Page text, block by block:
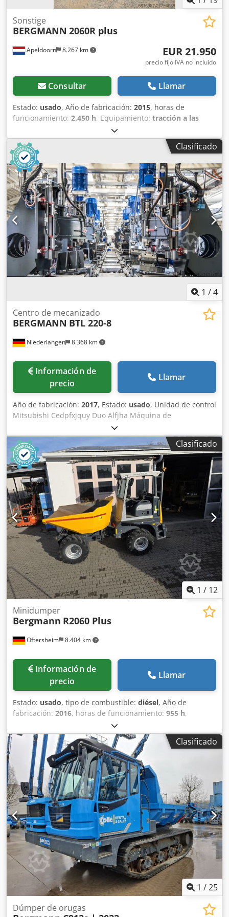
Apeldoorn 8.267 km
Sonstige
BERGMANN 2060R plus
EUR 21.950
precio fijo IVA no incluído
Consultar Llamar
Estado: usado, Año de fabricación: 2015, horas de
funcionamiento: 2.450 h, Equipamiento: tracción a las
, MARCA: BERGMANN TIPO: 2060R PLUS
AÑO: 2015 CE: SÍ HORAS DE TRABAJO: 2450
NEUMÁTICOS/BASTIDOR: 80% POTENCIA: 63 kW MOTOR:
CUMMINS PESO: 4300 KG OPCIONES: Csdpfx Aley Hfd
Ijfoha 6.000 KG DE CARGA ÚTIL NEUMÁTICOS 80%
GIRATORIO LISTO PARA TRABAJAR ENGRASE
CENTRALIZADO
Clasificado
1 /4
Niederlangen 8.368 km
Centro de mecanizado
BERGMANN BTL 220-8
Información de
precio
Llamar
Año de fabricación: 2017, Estado: usado, Unidad de control
Mitsubishi Cedpfxjquy Duo Alfjha Máquina de
transferencia BTL 220 - 8 Ámbito de aplicación: fabricación
de componentes de chasis de fundición con grafito
nodular en una posición de sujeción, producción de
grandes series o mayores cantidades cantidades, tiempo
de ciclo actual
Clasificado
1 / 12
Oftersheim 8.404 km
Minidumper
Bergmann R2060 Plus
Información de
precio
Llamar
Estado: usado, tipo de combustible: diésel, Año de
fabricación: 2016, horas de funcionamiento: 955 h,
Dumper basculante redondo Bergmann 2060Rplus Año de
fabricación: 2016 Horas de funcionamiento: solo aprox. 950
Carga útil: 6.000 kg Peso en vacío: 4.045 kg Capacidad de
tolva (ras): 2,5 m³ Capacidad de tolva (colmada): 3,6 m³
Sistema de tolva: tolva basculante e hidráulica, giratoria
180° Altura: 3.107 mm Ancho: 2.018 mm Longitud: 4.489
mm Chedjyaa S Eopfx Alfsa Altura libre al suelo: 2.373 mm
Velocidad: 0-28 km/h Peso total por carretera: 7.490 kg,
Carga útil por carretera: 3.190 kg La oferta está dirigida
exclusivamente a comerciantes en el sentido del §14 BGB.
Clasificado
1 /25
Dúmper de orugas